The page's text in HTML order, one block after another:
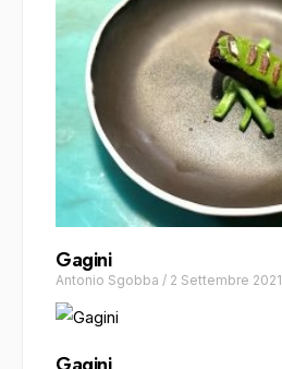
Gagini
Antonio Sgobba / 2 Settembre 2021